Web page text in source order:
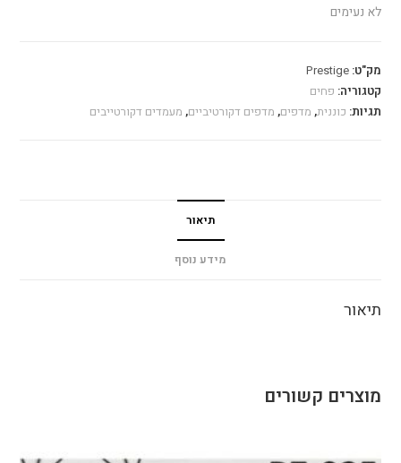
לא נעימים
מק"ט:Prestige
קטגוריה: פחים
תגיות: כוננית, מדפים, מדפים דקורטיביים, מעמדים דקורטייבים
תיאור
מידע נוסף
תיאור
מוצרים קשורים